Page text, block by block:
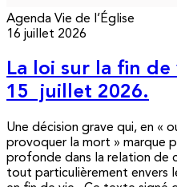
Agenda Vie de l’Église
16 juillet 2026
La loi sur la fin
15 juillet 2026.
Une décision grave qui, en «
provoquer la mort » marque
profonde dans la relation de
tout particulièrement envers